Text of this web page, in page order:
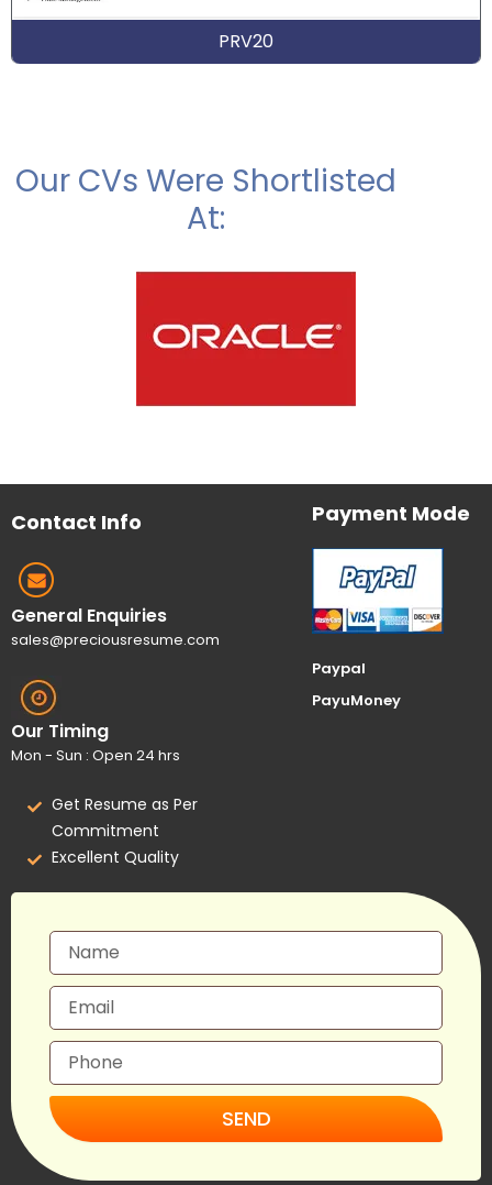
PRV20
Our CVs Were Shortlisted
At:
Contact Info
General Enquiries
sales@preciousresume.com
Our Timing
Mon - Sun : Open 24 hrs
Get Resume as Per
Commitment
Excellent Quality
Payment Mode
Paypal
PayuMoney
SEND